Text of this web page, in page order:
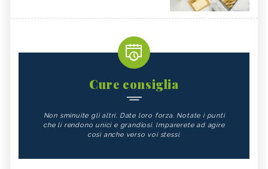
Cure consiglia
Non sminuite gli altri. Date loro forza. Notate i punti
che li rendono unici e grandiosi. Imparerete ad agire
così anche verso voi stessi.